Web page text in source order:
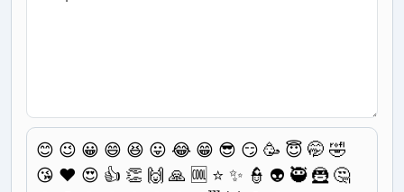
😊 😉 😀 😄 😆 😛 😂 😁 😎 😏 🥳 😇 🤭 🤣
😘 ❤️ 😍 👍 👏 🙌 🙏 🆒 ⭐ ✨ 👮 👽 🥷 🦹 🤔